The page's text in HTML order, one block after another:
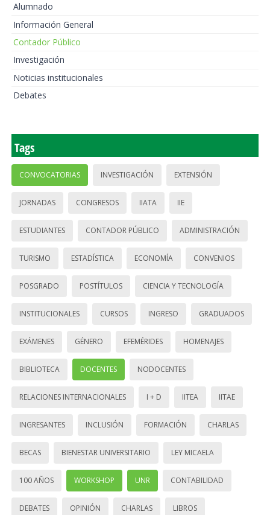
Alumnado
Información General
Contador Público
Investigación
Noticias institucionales
Debates
Tags
CONVOCATORIAS INVESTIGACIÓN EXTENSIÓN
JORNADAS CONGRESOS IIATA IIE
ESTUDIANTES CONTADOR PÚBLICO ADMINISTRACIÓN
TURISMO ESTADÍSTICA ECONOMÍA CONVENIOS
POSGRADO POSTÍTULOS CIENCIA Y TECNOLOGÍA
INSTITUCIONALES CURSOS INGRESO GRADUADOS
EXÁMENES GÉNERO EFEMÉRIDES HOMENAJES
BIBLIOTECA DOCENTES NODOCENTES
RELACIONES INTERNACIONALES I + D IITEA IITAE
INGRESANTES INCLUSIÓN FORMACIÓN CHARLAS
BECAS BIENESTAR UNIVERSITARIO LEY MICAELA
100 AÑOS WORKSHOP UNR CONTABILIDAD
DEBATES OPINIÓN CHARLAS LIBROS